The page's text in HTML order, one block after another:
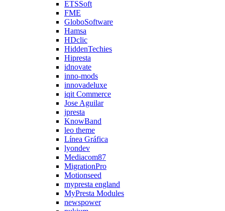
ETSSoft
FME
GloboSoftware
Hamsa
HDclic
HiddenTechies
Hipresta
idnovate
inno-mods
innovadeluxe
iqit Commerce
Jose Aguilar
jpresta
KnowBand
leo theme
Línea Gráfica
lyondev
Mediacom87
MigrationPro
Motionseed
mypresta england
MyPresta Modules
newspower